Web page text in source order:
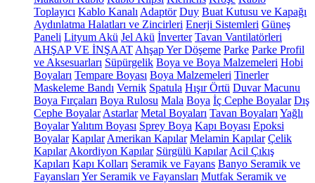
Toplayıcı Kablo Kanalı Adaptör Duy Buat Kutusu ve Kapağı
Aydınlatma Halatları ve Zincirleri Enerji Sistemleri Güneş
Paneli Lityum Akü Jel Akü İnverter Tavan Vantilatörleri
AHŞAP VE İNŞAAT Ahşap Yer Döşeme Parke Parke Profil
ve Aksesuarları Süpürgelik Boya ve Boya Malzemeleri Hobi
Boyaları Tempare Boyası Boya Malzemeleri Tinerler
Maskeleme Bandı Vernik Spatula Hışır Örtü Duvar Macunu
Boya Fırçaları Boya Rulosu Mala Boya İç Cephe Boyalar Dış
Cephe Boyalar Astarlar Metal Boyaları Tavan Boyaları Yağlı
BoyalarYalıtım Boyası Sprey Boya Kapı Boyası Epoksi
Boyalar Kapılar Amerikan Kapılar Melamin Kapılar Çelik
Kapılar Akordiyon Kapılar Sürgülü Kapılar Acil Çıkış
Kapıları Kapı Kolları Seramik ve Fayans Banyo Seramik ve
Fayansları Yer Seramik ve Fayansları Mutfak Seramik ve